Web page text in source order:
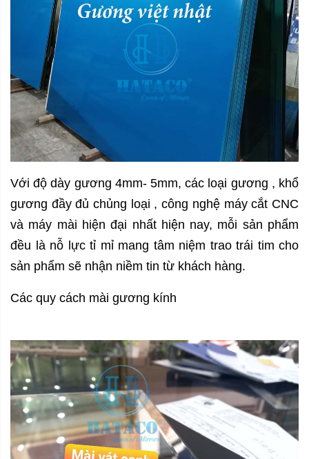
Với độ dày gương 4mm- 5mm, các loại gương , khổ
gương đầy đủ chủng loại , công nghệ máy cắt CNC
và máy mài hiện đại nhất hiện nay, mỗi sản phẩm
đều là nỗ lực tỉ mỉ mang tâm niệm trao trái tim cho
sản phẩm sẽ nhận niềm tin từ khách hàng.
Các quy cách mài gương kính